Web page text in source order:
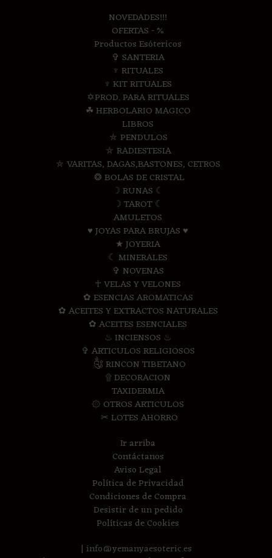
NOVEDADES!!!
OFERTAS - %
Productos Esótericos
✞ SANTERIA
♆ RITUALES
♆ KIT RITUALES
✡PROD. PARA RITUALES
☘ HERBOLARIO MAGICO
LIBROS
⛤ PENDULOS
⛤ RADIESTESIA
⛤ VARITAS, DAGAS,BASTONES, CETROS
❂ BOLAS DE CRISTAL
☽ RUNAS ☾
☽ TAROT ☾
AMULETOS
♥ JOYAS PARA BRUJAS ♥
★ JOYERIA
☾ MINERALES
✞ NOVENAS
☥ VELAS Y VELONES
✿ ESENCIAS AROMATICAS
✿ ACEITES Y EXTRACTOS NATURALES
✿ ACEITES ESENCIALES
♨ INCIENSOS ♨
✞ ARTICULOS RELIGIOSOS
༃ RINCON TIBETANO
۩ DECORACION
TAXIDERMIA
۞ OTROS ARTICULOS
✂ LOTES AHORRO
Ir arriba
Contáctanos
Aviso Legal
Política de Privacidad
Condiciones de Compra
Desistir de un pedido
Políticas de Cookies
| info@yemanyaesoteric.es